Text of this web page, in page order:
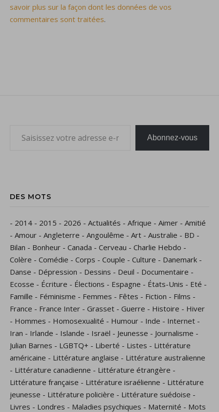
savoir plus sur la façon dont les données de vos
commentaires sont traitées.
Abonnez-vous
DES MOTS
- 2014 - 2015 - 2026 - Actualités - Afrique - Aimer - Amitié
- Amour - Angleterre - Angoulême - Art - Australie - BD -
Bilan - Bonheur - Canada - Cerveau - Charlie Hebdo -
Colère - Comédie - Corps - Couple - Culture - Danemark -
Danse - Dépression - Dessins - Deuil - Documentaire -
Ecosse - Écriture - Élections - Espagne - États-Unis - Eté -
Famille - Féminisme - Femmes - Fêtes - Fiction - Films -
France - France Inter - Grasset - Guerre - Histoire - Hiver
- Hommes - Homosexualité - Humour - Inde - Internet -
Iran - Irlande - Islande - Israël - Jeunesse - Journalisme -
Julian Barnes - LGBTQ+ - Liberté - Listes - Littérature
américaine - Littérature anglaise - Littérature australienne
- Littérature canadienne - Littérature étrangère -
Littérature française - Littérature israélienne - Littérature
jeunesse - Littérature policière - Littérature suédoise -
Livres - Londres - Maladies psychiques - Maternité - Mots